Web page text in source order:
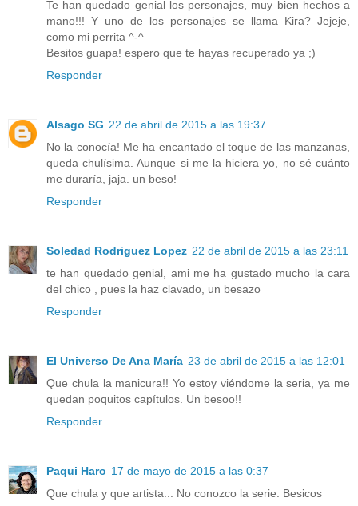
Te han quedado genial los personajes, muy bien hechos a
mano!!! Y uno de los personajes se llama Kira? Jejeje,
como mi perrita ^-^
Besitos guapa! espero que te hayas recuperado ya ;)
Responder
Alsago SG 22 de abril de 2015 a las 19:37
No la conocía! Me ha encantado el toque de las manzanas,
queda chulísima. Aunque si me la hiciera yo, no sé cuánto
me duraría, jaja. un beso!
Responder
Soledad Rodriguez Lopez 22 de abril de 2015 a las 23:11
te han quedado genial, ami me ha gustado mucho la cara
del chico , pues la haz clavado, un besazo
Responder
El Universo De Ana María 23 de abril de 2015 a las 12:01
Que chula la manicura!! Yo estoy viéndome la seria, ya me
quedan poquitos capítulos. Un besoo!!
Responder
Paqui Haro 17 de mayo de 2015 a las 0:37
Que chula y que artista... No conozco la serie. Besicos